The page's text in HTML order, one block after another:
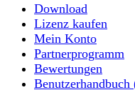
Download
Lizenz kaufen
Mein Konto
Partnerprogramm
Bewertungen
Benutzerhandbuch